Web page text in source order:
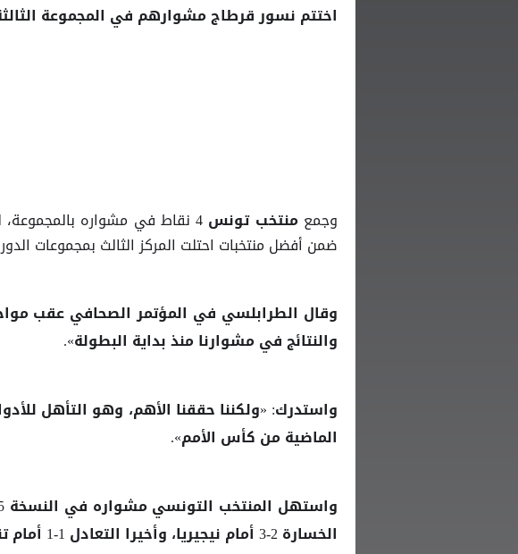
اختتم نسور قرطاج مشوارهم في المجموعة الثالثة
وجمع منتخب تونس
ضمن أفضل منتخبات احتلت المركز الثالث بمجموعات
وقال الطرابلسي في المؤتمر الصحافي عقب
والنتائج في مشوارنا منذ بداية البطولة».
واستدرك: «ولكننا حققنا الأهم، وهو التأهل
الماضية من كأس الأمم».
الخسارة 2-3 أمام نيجيريا، وأخيرا التعادل 1-1 أمام تنزانيا.